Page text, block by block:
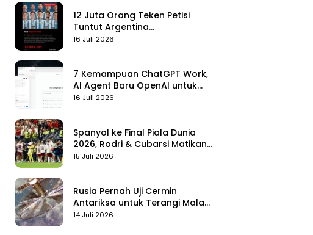
12 Juta Orang Teken Petisi
Tuntut Argentina
Didiskualifikasi
16 Juli 2026
7 Kemampuan ChatGPT Work,
AI Agent Baru OpenAI untuk
Kelola Kerja
16 Juli 2026
Spanyol ke Final Piala Dunia
2026, Rodri & Cubarsi Matikan
Mbappe
15 Juli 2026
Rusia Pernah Uji Cermin
Antariksa untuk Terangi Malam
Tanpa Lampu
14 Juli 2026